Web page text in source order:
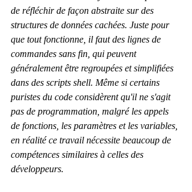
de réfléchir de façon abstraite sur des
structures de données cachées. Juste pour
que tout fonctionne, il faut des lignes de
commandes sans fin, qui peuvent
généralement être regroupées et simplifiées
dans des scripts shell. Même si certains
puristes du code considèrent qu'il ne s'agit
pas de programmation, malgré les appels
de fonctions, les paramètres et les variables,
en réalité ce travail nécessite beaucoup de
compétences similaires à celles des
développeurs.